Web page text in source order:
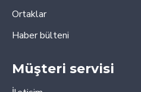
Ortaklar
Haber bülteni
Müşteri servisi